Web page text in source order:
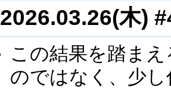
2026.03.26(木)
この結果を踏ま
のではなく、少